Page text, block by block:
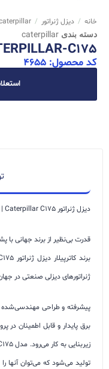
خانه / دیزل ژنراتور /
دسته بندی caterpillar
C175
کد محصول: 4655
دیزل ژنراتور Caterpillar C175 |
قدرت بی‌نظیر از برند جهانی با
برند کاترپیلار
ژنراتورهای دیزلی صنعتی در
برق پایدار و قابل اطمینان در
زیربنایی به کار می‌رود.